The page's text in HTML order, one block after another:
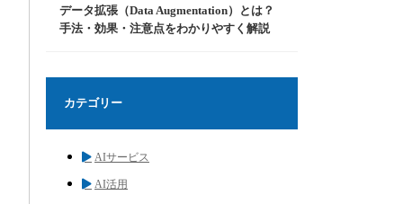
データ拡張（Data Augmentation）とは？
手法・効果・注意点をわかりやすく解説
カテゴリー
AIサービス
AI活用